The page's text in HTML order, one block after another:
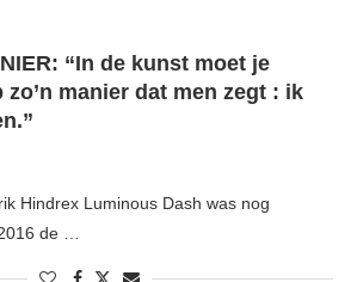
“In de kunst moet je
zo’n manier dat men zegt : ik
Hindrex Luminous Dash was nog
de …